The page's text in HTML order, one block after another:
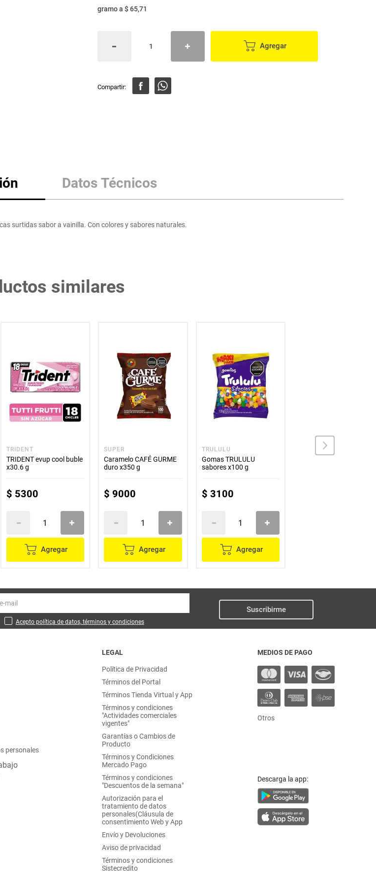
gramoa $ 65,71
Agregar
Datos Técnicos
surtidas sabor a vainilla. Con colores y sabores naturales.
similares
TRIDENT
TRIDENT evup cool buble
x30.6 g
$ 5300
Agregar
SUPER
Caramelo CAFÉ GURME
duro x350 g
$ 9000
Agregar
TRULULU
Gomas TRULULU
sabores x100 g
$ 3100
Agregar
COLOMBINA
Acepto política de datos, términos y condiciones
Suscribirme
personales
LEGAL
Política de Privacidad
Términos del Portal
Términos Tienda Virtual y App
Términos y condiciones
"Actividades comerciales
vigentes"
Garantías o Cambios de
Producto
Términos y Condiciones
Mercado Pago
Términos y condiciones
"Descuentos de la semana"
Autorización para el
tratamiento de datos
personales(Cláusula de
consentimiento Web y App
Envío y Devoluciones
Aviso de privacidad
Términos y condiciones
Sistecredito
MEDIOS DE PAGO
Otros
Descarga la app: